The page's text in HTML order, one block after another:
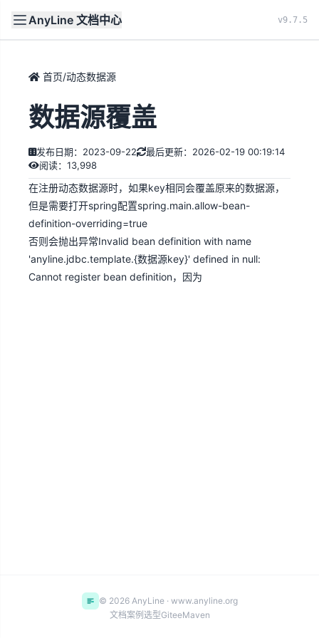
AnyLine 文档中心 v9.7.5
文档 首页
首页/动态数据源
数据源覆盖
发布日期：2023-09-22
最后更新：2026-02-19 00:19:14
阅读：13,998
在注册动态数据源时，如果key相同会覆盖原来的数据源，
但是需要打开spring配置spring.main.allow-bean-
definition-overriding=true
否则会抛出异常Invalid bean definition with name
'anyline.jdbc.template.{数据源key}' defined in null:
Cannot register bean definition，因为
© 2026 AnyLine · www.anyline.org
文档案例 选型GiteeMaven